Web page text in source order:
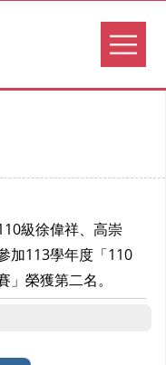
級徐偉祥、高崇
加113學年度「110
榮獲第二名。